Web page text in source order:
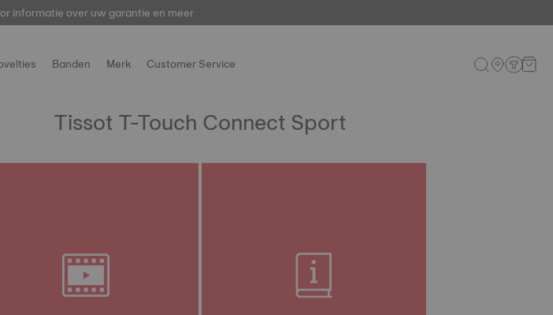
informatie over uw garantie en meer
Banden Merk Customer Service
Tissot T-Touch Connect Sport